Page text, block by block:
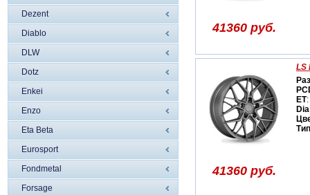
Dezent
Diablo
DLW
Dotz
Enkei
Enzo
Eta Beta
Eurosport
Fondmetal
Forsage
41360 руб.
LS
ET
Dia
Тип
41360 руб.